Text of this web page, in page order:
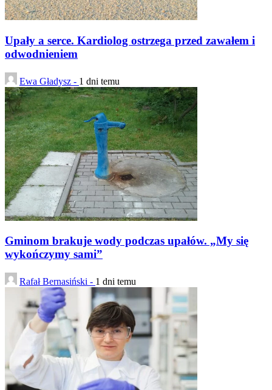
Upały a serce. Kardiolog ostrzega przed zawałem i
odwodnieniem
Ewa Gładysz - 1 dni temu
Gminom brakuje wody podczas upałów. „My się
wykończymy sami”
Rafał Bernasiński - 1 dni temu